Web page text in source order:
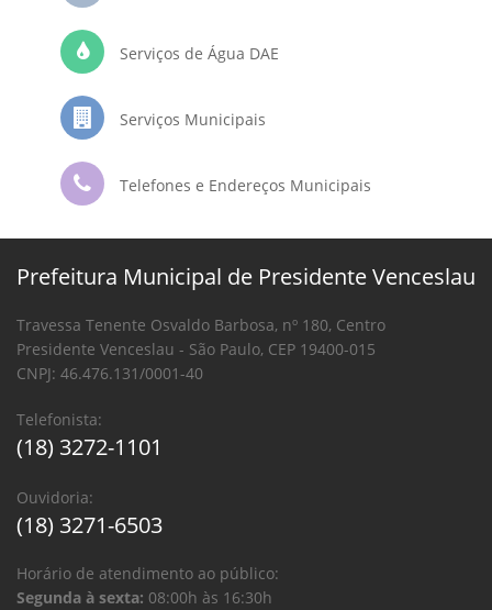
Serviços de Água DAE
Serviços Municipais
Telefones e Endereços Municipais
Prefeitura Municipal de Presidente Venceslau
Travessa Tenente Osvaldo Barbosa, nº 180, Centro
Presidente Venceslau - São Paulo, CEP 19400-015
CNPJ: 46.476.131/0001-40
Telefonista:
(18) 3272-1101
Ouvidoria:
(18) 3271-6503
Horário de atendimento ao público:
Segunda à sexta: 08:00h às 16:30h